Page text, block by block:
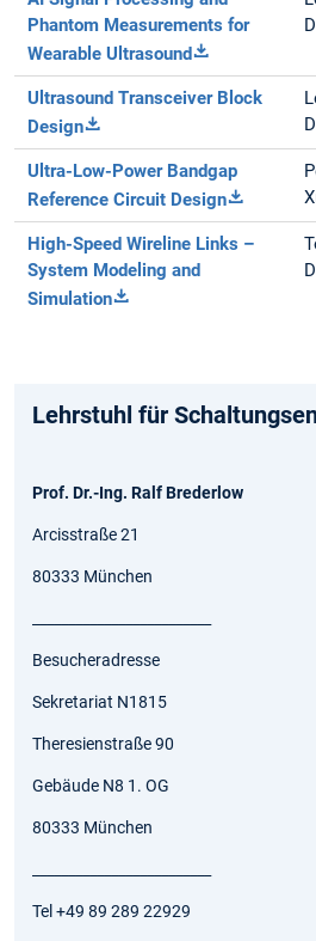
Phantom Measurements for
Wearable Ultrasound
Ultrasound Transceiver Block
Design
Ultra-Low-Power Bandgap
Reference Circuit Design
High-Speed Wireline Links –
System Modeling and
Simulation
Lehrstuhl für
Prof. Dr.-Ing. Ralf Brederlow
Arcisstraße 21
80333 München
Besucheradresse
Sekretariat N1815
Theresienstraße 90
Gebäude N8 1. OG
80333 München
Tel +49 89 289 22929